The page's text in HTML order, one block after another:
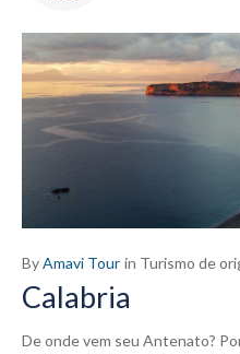
ByAmavi Tour in Turismo de
Calabria
De onde vem seu Antenato?